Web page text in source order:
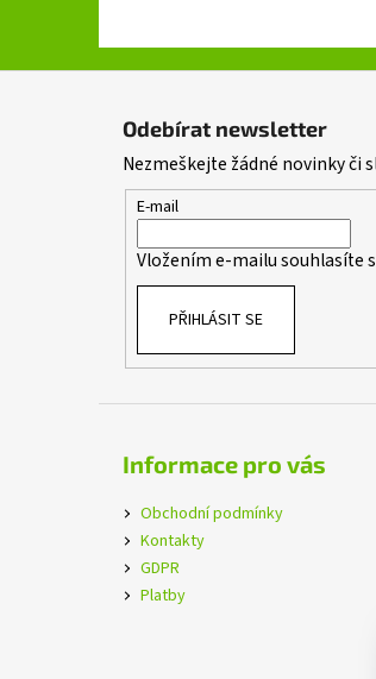
Odebírat newsletter
Nezmeškejte žádné novinky či
E-mail
Vložením e-mailu souhlasíte s
PŘIHLÁSIT SE
Informace pro vás
Obchodní podmínky
Kontakty
GDPR
Platby